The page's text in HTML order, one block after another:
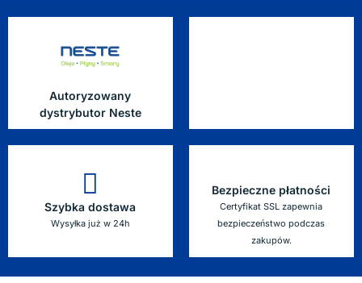
Autoryzowany
dystrybutor Neste
Szybka dostawa
Wysyłka już w 24h
Bezpieczne płatności
Certyfikat SSL zapewnia
bezpieczeństwo podczas
zakupów.